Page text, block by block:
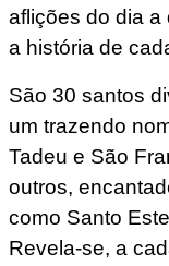
aflições do dia a
a história de
São 30 santos
um trazendo
Tadeu e São
outros,
como Santo
Revela-se, a